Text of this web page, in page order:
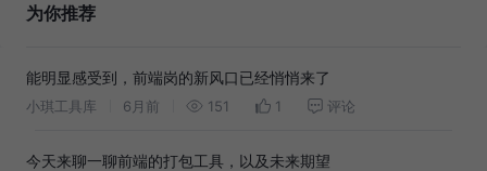
为你推荐
能明显感受到，前端岗的新风口已经悄悄来了
小琪工具库 6月前 151 1 评论
今天来聊一聊前端的打包工具，以及未来期望